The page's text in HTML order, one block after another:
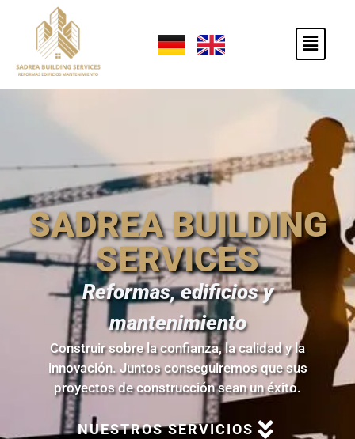
SADREA BUILDING
SERVICES
Reformas, edificios y
mantenimiento
Construir sobre la confianza, la calidad y la
innovación. Juntos conseguiremos que sus
proyectos de construcción sean un éxito.
NUESTROS SERVICIOS